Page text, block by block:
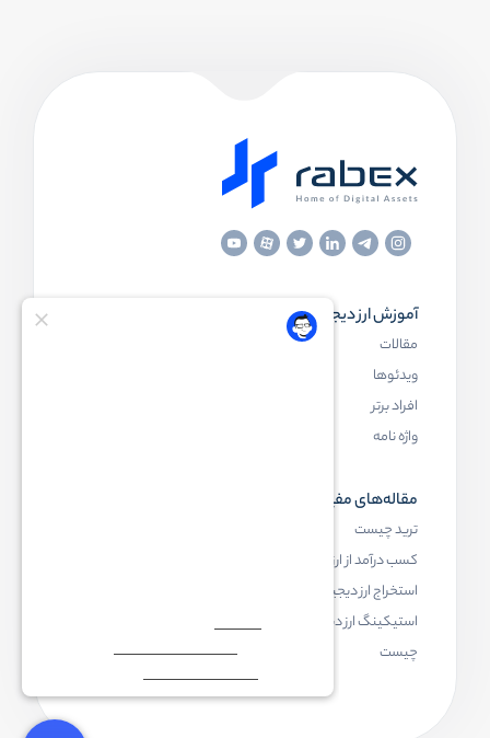
آموزش ارز دیجیتال
مقالات
ویدئوها
افراد برتر
واژه نامه
مقاله‌های مفید
ترید چیست
کسب درآمد از ارز دیجیتال
استخراج ارز دیجیتال چیست
استیکینگ ارز دیجیتال
چیست